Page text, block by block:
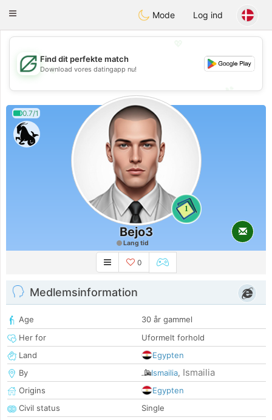
GulfDating
Toggle
Mode Log ind
💖
💕
Find dit perfekte match
Download vores datingapp nu!
0.7/1
1
Bejo3
Lang tid
0
Medlemsinformation
Age
30 år gammel
Her for
Uformelt forhold
Land
Egypten
By
Ismailia, Ismailia
Origins
Egypten
Civil status
Single